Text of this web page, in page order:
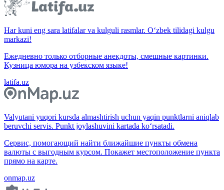
Har kuni eng sara latifalar va kulguli rasmlar. O‘zbek tilidagi kulgu
markazi!
Ежедневно только отборные анекдоты, смешные картинки.
Кузница юмора на узбекском языке!
latifa.uz
Valyutani yuqori kursda almashtirish uchun yaqin punktlarni aniqlab
beruvchi servis. Punkt joylashuvini kartada ko‘rsatadi.
Сервис, помогающий найти ближайшие пункты обмена
валюты с выгодным курсом. Покажет местоположение пункта
прямо на карте.
onmap.uz